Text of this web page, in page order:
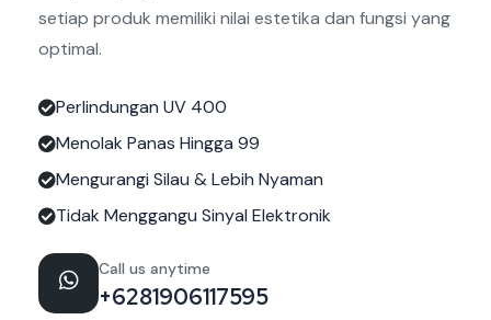
setiap produk memiliki nilai estetika dan fungsi yang
optimal.
Perlindungan UV 400
Menolak Panas Hingga 99
Mengurangi Silau & Lebih Nyaman
Tidak Menggangu Sinyal Elektronik
Call us anytime
+6281906117595